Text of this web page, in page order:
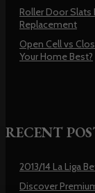
Roller Door Slats
Replacement
Open Cell vs
Your Home Best?
RECENT
2013/14 La Liga
Discover